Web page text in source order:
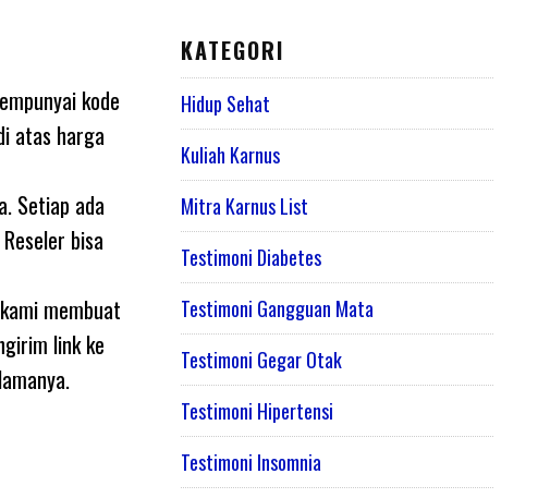
kode
atas harga
Setiap ada
bisa
membuat
link ke
KATEGORI
Hidup Sehat
Kuliah Karnus
Mitra Karnus List
Testimoni Diabetes
Testimoni Gangguan Mata
Testimoni Gegar Otak
Testimoni Hipertensi
Testimoni Insomnia